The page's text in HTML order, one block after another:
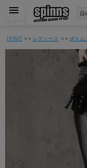
HOME レディース ボトム